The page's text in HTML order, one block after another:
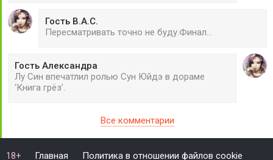
Гость В.А.С.
Пересматривать точно не буду.Финал...
Гость Александра
Лу Син впечатлил ролью Сун Юйдэ в дораме
‘Книга грёз’.
Все комментарии
18+ Главная Политика в отношении файлов cookie